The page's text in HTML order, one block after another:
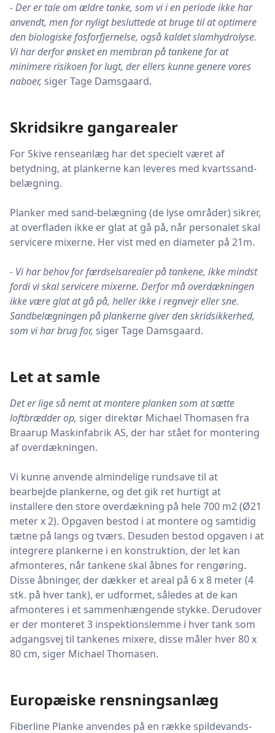
- Der er tale om ældre tanke, som vi i en periode ikke har
anvendt, men for nyligt besluttede at bruge til at optimere
den biologiske fosforfjernelse, også kaldet slamhydrolyse.
Vi har derfor ønsket en membran på tankene for at
minimere risikoen for lugt, der ellers kunne genere vores
naboer, siger Tage Damsgaard.
Skridsikre gangarealer
For Skive renseanlæg har det specielt været af
betydning, at plankerne kan leveres med kvartssand-
belægning.
Planker med sand-belægning (de lyse områder) sikrer,
at overfladen ikke er glat at gå på, når personalet skal
servicere mixerne. Her vist med en diameter på 21m.
- Vi har behov for færdselsarealer på tankene, ikke mindst
fordi vi skal servicere mixerne. Derfor må overdækningen
ikke være glat at gå på, heller ikke i regnvejr eller sne.
Sandbelægningen på plankerne giver den skridsikkerhed,
som vi har brug for, siger Tage Damsgaard.
Let at samle
Det er lige så nemt at montere planken som at sætte
loftbrædder op, siger direktør Michael Thomasen fra
Braarup Maskinfabrik AS, der har stået for montering
af overdækningen.
Vi kunne anvende almindelige rundsave til at
bearbejde plankerne, og det gik ret hurtigt at
installere den store overdækning på hele 700 m2 (Ø21
meter x 2). Opgaven bestod i at montere og samtidig
tætne på langs og tværs. Desuden bestod opgaven i at
integrere plankerne i en konstruktion, der let kan
afmonteres, når tankene skal åbnes for rengøring.
Disse åbninger, der dækker et areal på 6 x 8 meter (4
stk. på hver tank), er udformet, således at de kan
afmonteres i et sammenhængende stykke. Derudover
er der monteret 3 inspektionslemme i hver tank som
adgangsvej til tankenes mixere, disse måler hver 80 x
80 cm, siger Michael Thomasen.
Europæiske rensningsanlæg
Fiberline Planke anvendes på en række spildevands-